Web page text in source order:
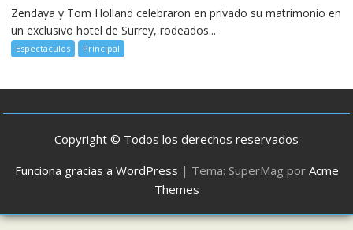
Zendaya y Tom Holland celebraron en privado su matrimonio en
un exclusivo hotel de Surrey, rodeados...
Espectáculos Principal
Copyright © Todos los derechos reservados
Funciona gracias a WordPress | Tema: SuperMag por Acme
Themes